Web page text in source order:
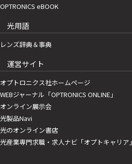
OPTRONICS eBOOK
光用語
レンズ辞典＆事典
運営サイト
オプトロニクス社ホームページ
WEBジャーナル「OPTRONICS ONLINE」
オンライン展示会
光製品Navi
光のオンライン書店
光産業専門求職・求人ナビ「オプトキャリア」